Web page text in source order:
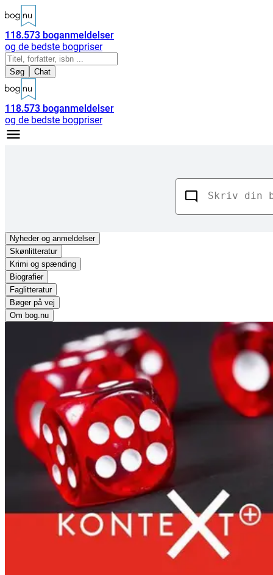
118.573 boganmeldelser
og de bedste bogpriser
Søg Chat
118.573 boganmeldelser
og de bedste bogpriser
Nyhederog anmeldelser
Skønlitteratur
Krimi og spænding
Biografier
Faglitteratur
Bøger på vej
Om bog.nu